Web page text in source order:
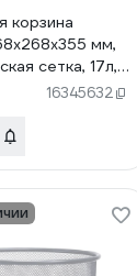
корзина
мм,
сетка, 17л,
16345632